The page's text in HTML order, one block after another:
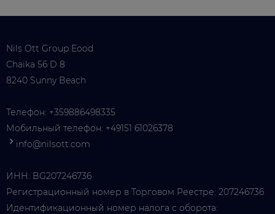
Nils Ott Group Eood
Chaika 56 D 8
8240 Sunny Beach
Телефон: +359886498335
Мобильный телефон: +49151 61026378
info@nilsott.com
ИНН: BG207246736
Регистрационный номер в Торговом Реестре: 207246736
Идентификационный номер налога с оборота: